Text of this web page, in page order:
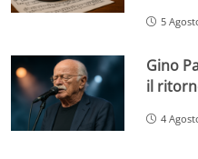
5
Gino
il
4